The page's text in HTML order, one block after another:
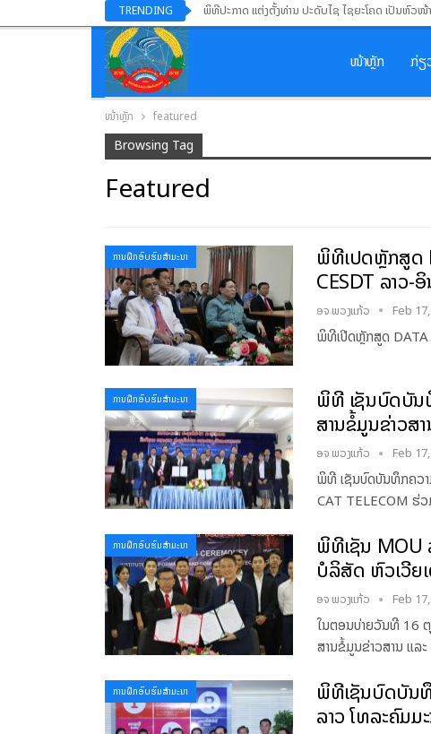
TRENDING ພິທີປະກາດ ແຕ່ງຕັ້ງທ່ານ ປະດັບໄຊ ໄຊຍະໂຄດ ເປັນຫົວໜ້
ໜ້າຫຼັກ ກ່ຽ
ໜ້າຫຼັກ featured
Browsing Tag
Featured
ການຝຶກອົບຮົມສໍາມະນາ ພິທີເປີດຫຼັກສູດ
CESDT ລາວ-
ອຈ ພວງແກ້ວ Feb
ພິທີເປີດຫຼັກສູດ DATA
ການຝຶກອົບຮົມສໍາມະນາ ພິທີ ເຊັນບົດບັນທຶ
ສານຂໍ້ມູນຂ່າວສ
ອຈ ພວງແກ້ວ Feb
ພິທີ ເຊັນບົດບັນທຶກຄວາ
CAT TELECOM ຮ່
ການຝຶກອົບຮົມສໍາມະນາ ພິທີເຊັນ MOU
ບໍລິສັດ ຫົວເວີຍ
ອຈ ພວງແກ້ວ Feb
ໃນຕອນບ່າຍວັນທີ 16 ຕຸ
ສານຂໍ້ມູນຂ່າວສານ ແລ
ການຝຶກອົບຮົມສໍາມະນາ ພິທີເຊັນບົດບັນ
ລາວ ໂທລະຄົມມ